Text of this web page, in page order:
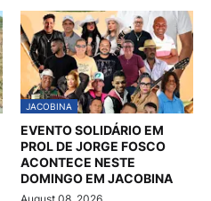
JACOBINA
EVENTO SOLIDÁRIO EM
PROL DE JORGE FOSCO
ACONTECE NESTE
DOMINGO EM JACOBINA